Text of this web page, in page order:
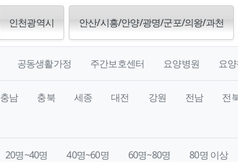
인천광역시 안산/시흥/안양/광명/군포/의왕/과천
공동생활가정 주간보호센터 요양병원 요
충남 충북 세종 대전 강원 전남 전
20명~40명 40명~60명 60명~80명 80명 이상